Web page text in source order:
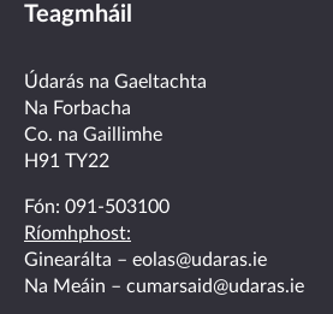
on
facebook
on
twitterlinkedin
Teagmháil
Údarás na Gaeltachta
Na Forbacha
Co. na Gaillimhe
H91 TY22
Fón: 091-503100
Ríomhphost:
Ginearálta – eolas@udaras.ie
Na Meáin – cumarsaid@udaras.ie